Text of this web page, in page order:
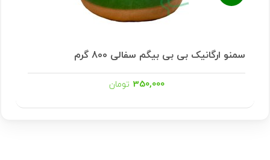
سمنو ارگانیک بی بی بیگم سفالی 800 گرم
350,000 تومان